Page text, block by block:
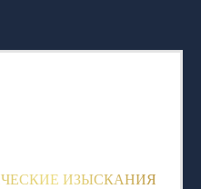
ИЗЫСКАНИЯ